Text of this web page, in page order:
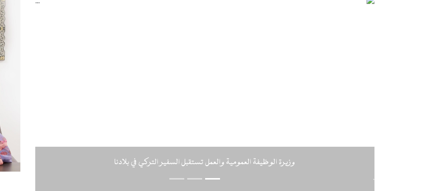
وزيرة الوظيفة العمومية والعمل تستقبل السفير التركي في بلادنا
.